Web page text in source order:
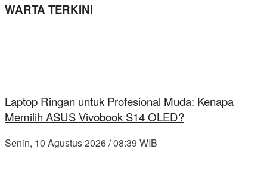
WARTA TERKINI
Laptop Ringan untuk Profesional Muda: Kenapa
Memilih ASUS Vivobook S14 OLED?
Senin, 10 Agustus 2026 / 08:39 WIB